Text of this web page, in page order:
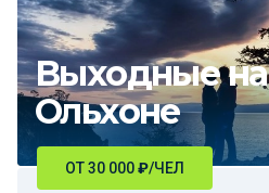
Выходные на
Ольхоне
ОТ 30 000₽/ЧЕЛ